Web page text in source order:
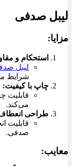
لیبل صدفی
مزایا:
استحکام و
لیبل
شرایط
چاپ با کیفیت:
قابلیت
می‌کند.
طراحی
قابلیت
صدفی.
معایب: